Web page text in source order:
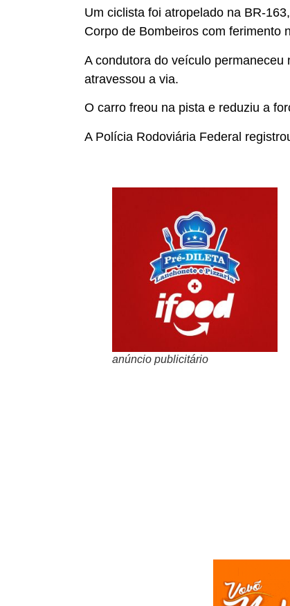
Um ciclista foi atropelado na BR-
Corpo de Bombeiros com ferimento
A condutora do veículo
atravessou a via.
O carro freou na pista e reduziu a
A Polícia Rodoviária Federal
anúncio publicitário